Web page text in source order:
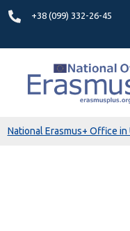
+38 (099) 332-26-45
National Erasmus+ Office in